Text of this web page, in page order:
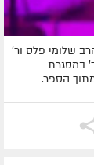
שלומי פלס ור'
במסגרת
הספר.